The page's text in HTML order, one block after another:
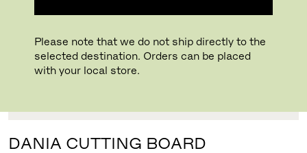
Please note that we do not ship directly to the
selected destination. Orders can be placed
with your local store.
DANIA CUTTING BOARD